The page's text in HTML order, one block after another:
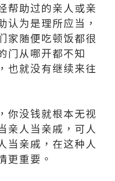
帮助过的亲人或亲
认为是理所应当，
家随便吃顿饭都很
门从哪开都不知
也就没有继续来往
你没钱就根本无视
亲人当亲戚，可人
当亲戚，在这种人
更重要。